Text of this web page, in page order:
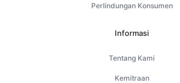
Perlindungan Konsumen
Informasi
Tentang Kami
Kemitraan